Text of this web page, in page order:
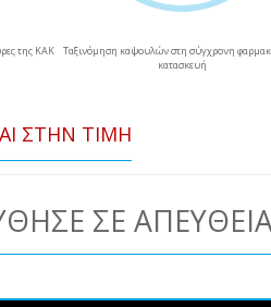
της ΚΑΚ
Ταξινόμηση καψουλών στη σύγχρονη
κατασκευή
ΣΤΗΝ ΤΙΜΉ
ΣΕ